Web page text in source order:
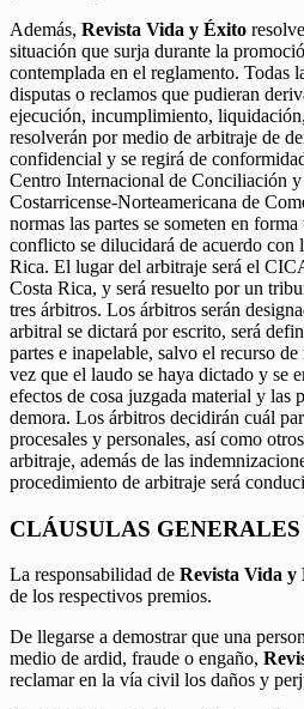
Además, Revista Vida y Éxito
situación que surja durante la
contemplada en el reglamento. Todas
disputas o reclamos que pudieran
ejecución, incumplimiento,
resolverán por medio de arbitraje de
confidencial y se regirá de
Centro Internacional de Conciliación
Costarricense-Norteamericana de
normas las partes se someten en
conflicto se dilucidará de acuerdo con
Rica. El lugar del arbitraje será el
Costa Rica, y será resuelto por un
tres árbitros. Los árbitros serán
arbitral se dictará por escrito, será
partes e inapelable, salvo el recurso
vez que el laudo se haya dictado y se
efectos de cosa juzgada material y las
demora. Los árbitros decidirán cuál
procesales y personales, así como
arbitraje, además de las
procedimiento de arbitraje será
CLÁUSULAS GENERALES
La responsabilidad de Revista Vida y
de los respectivos premios.
De llegarse a demostrar que una
medio de ardid, fraude o engaño,
reclamar en la vía civil los daños y